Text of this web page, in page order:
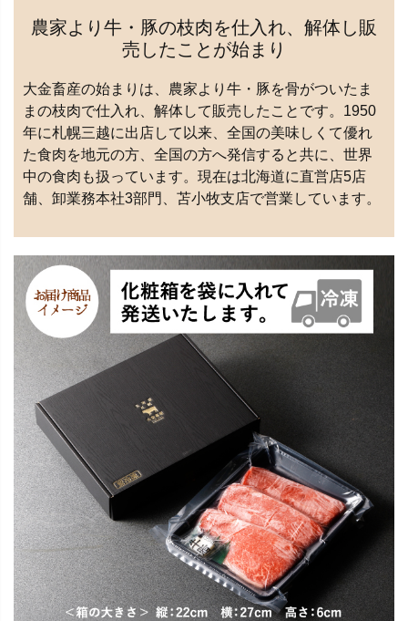
農家より牛・豚の枝肉を仕入れ、解体し販
売したことが始まり
大金畜産の始まりは、農家より牛・豚を骨がついたま
まの枝肉で仕入れ、解体して販売したことです。1950
年に札幌三越に出店して以来、全国の美味しくて優れ
た食肉を地元の方、全国の方へ発信すると共に、世界
中の食肉も扱っています。現在は北海道に直営店5店
舗、卸業務本社3部門、苫小牧支店で営業しています。